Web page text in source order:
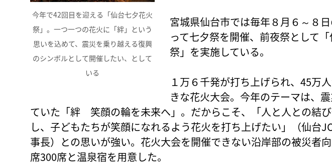
今年で42回目を迎える「仙台七夕花火
祭」。一つ一つの花火に「絆」という
思いを込めて、震災を乗り越える復興
のシンボルとして開催したい、として
いる
宮城県仙台市では毎年８月６～８
って七夕祭を開催、前夜祭として
祭」を実施している。
１万６千発が打ち上げられ、45万
きな花火大会。今年のテーマは、
ていた「絆 笑顔の輪を未来へ」。だからこそ、「人と人との結
し、子どもたちが笑顔になれるよう花火を打ち上げたい」（仙台
事長）との思いが強い。花火大会を開催できない沿岸部の被災者
席300席と温泉宿を用意した。